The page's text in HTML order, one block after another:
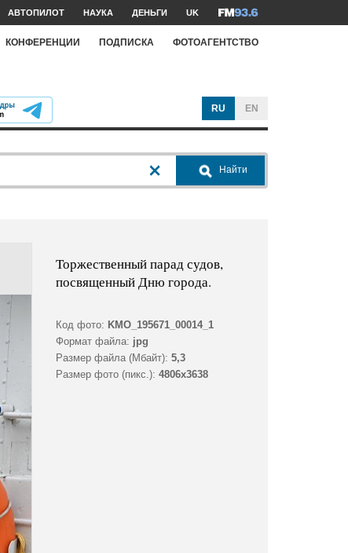
АВТОПИЛОТ НАУКА ДЕНЬГИ UK
КОНФЕРЕНЦИИ ПОДПИСКА ФОТОАГЕНТСТВО
RU EN
Найти
Торжественный парад судов,
посвященный Дню города.
Код фото: KMO_195671_00014_1
Формат файла: jpg
Размер файла (Мбайт): 5,3
Размер фото (пикс.): 4806x3638